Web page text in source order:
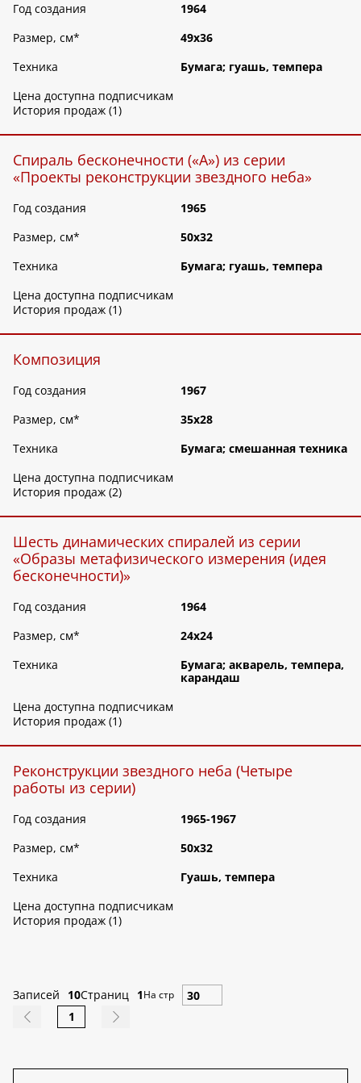
Год создания
1964
Размер, см*
49х36
Техника
Бумага; гуашь, темпера
Цена доступна подписчикам
История продаж (1)
Спираль бесконечности («А») из серии
«Проекты реконструкции звездного неба»
Год создания
1965
Размер, см*
50х32
Техника
Бумага; гуашь, темпера
Цена доступна подписчикам
История продаж (1)
Композиция
Год создания
1967
Размер, см*
35х28
Техника
Бумага; смешанная техника
Цена доступна подписчикам
История продаж (2)
Шесть динамических спиралей из серии
«Образы метафизического измерения (идея
бесконечности)»
Год создания
1964
Размер, см*
24х24
Техника
Бумага; акварель, темпера,
карандаш
Цена доступна подписчикам
История продаж (1)
Реконструкции звездного неба (Четыре
работы из серии)
Год создания
1965-1967
Размер, см*
50х32
Техника
Гуашь, темпера
Цена доступна подписчикам
История продаж (1)
Записей 10Страниц 1На стр
1